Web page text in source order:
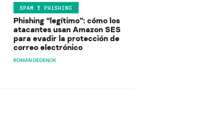
SPAM Y PHISHING
Phishing “legítimo”: cómo los
atacantes usan Amazon SES
para evadir la protección de
correo electrónico
ROMAN DEDENOK